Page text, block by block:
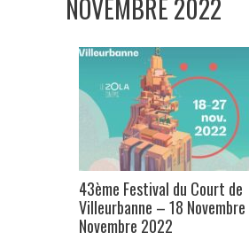
NOVEMBRE 2022
43ème Festival du Court de
Villeurbanne – 18
Novembre 2022